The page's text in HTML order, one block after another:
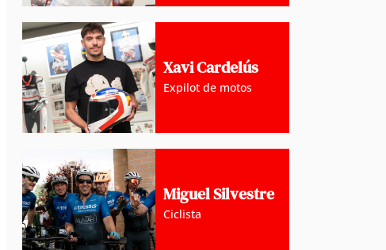
El cos d’ordre arresta dos turistes durant la nit de
dijous per agressió a les parelles
Xavi Cardelús
Expilot de motos
Miguel Silvestre
Ciclista